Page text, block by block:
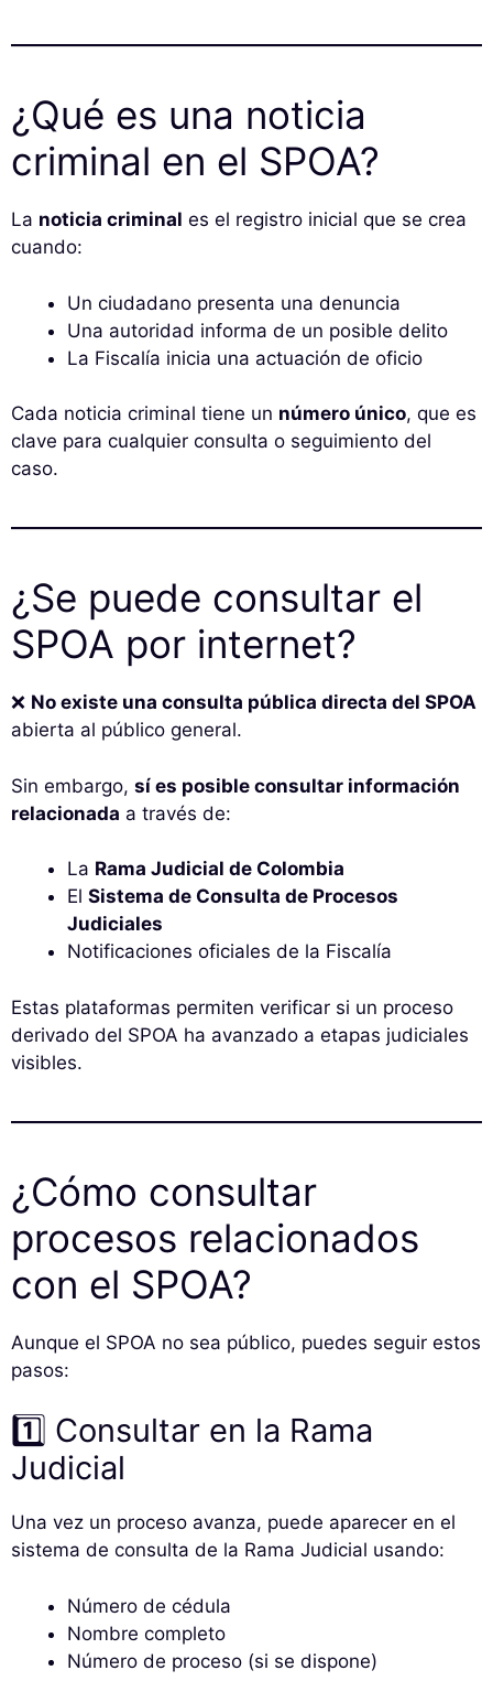
¿Qué es una noticia
criminal en el SPOA?
La noticia criminal es el registro inicial que se crea
cuando:
Un ciudadano presenta una denuncia
Una autoridad informa de un posible delito
La Fiscalía inicia una actuación de oficio
Cada noticia criminal tiene un número único, que es
clave para cualquier consulta o seguimiento del
caso.
¿Se puede consultar el
SPOA por internet?
❌ No existe una consulta pública directa del SPOA
abierta al público general.
Sin embargo, sí es posible consultar información
relacionada a través de:
La Rama Judicial de Colombia
El Sistema de Consulta de Procesos
Judiciales
Notificaciones oficiales de la Fiscalía
Estas plataformas permiten verificar si un proceso
derivado del SPOA ha avanzado a etapas judiciales
visibles.
¿Cómo consultar
procesos relacionados
con el SPOA?
Aunque el SPOA no sea público, puedes seguir estos
pasos:
1️⃣ Consultar en la Rama
Judicial
Una vez un proceso avanza, puede aparecer en el
sistema de consulta de la Rama Judicial usando:
Número de cédula
Nombre completo
Número de proceso (si se dispone)